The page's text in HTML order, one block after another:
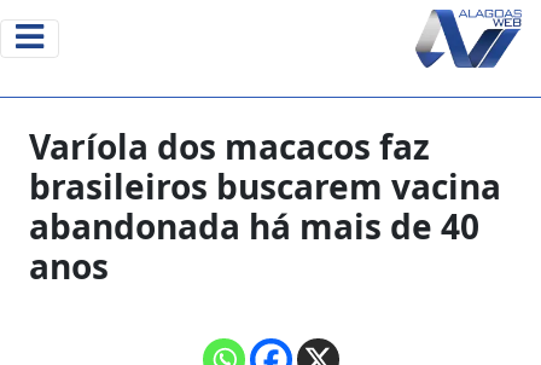
Varíola dos macacos faz
brasileiros buscarem vacina
abandonada há mais de 40
anos